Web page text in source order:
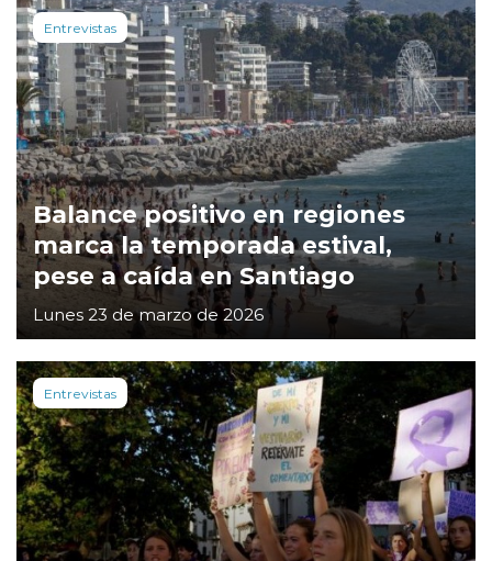
Entrevistas
Balance positivo en regiones
marca la temporada estival,
pese a caída en Santiago
Lunes 23 de marzo de 2026
Entrevistas